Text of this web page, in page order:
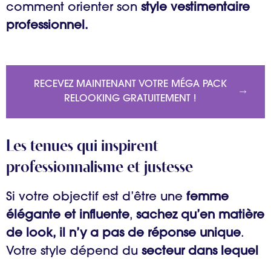
comment orienter son style vestimentaire
professionnel.
RECEVEZ MAINTENANT VOTRE MÉGA PACK
RELOOKING GRATUITEMENT !
Les tenues qui inspirent
professionnalisme et justesse
Si votre objectif est d’être une femme
élégante et influente, sachez qu’en matière
de look, il n’y a pas de réponse unique.
Votre style dépend du secteur dans lequel